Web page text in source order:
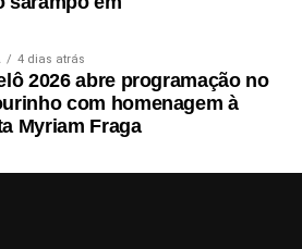
4 dias atrás
2026 abre programação no
com homenagem à
Myriam Fraga